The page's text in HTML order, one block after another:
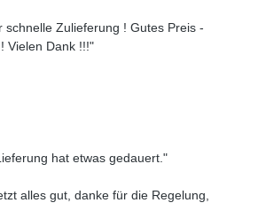
schnelle Zulieferung ! Gutes Preis -
Vielen Dank !!!"
hat etwas gedauert."
alles gut, danke für die Regelung,